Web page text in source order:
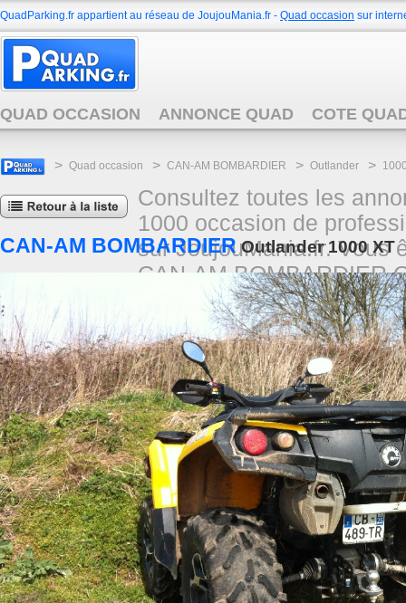
QuadParking.fr appartient au réseau de JoujouMania.fr - Quad occasion sur
QUAD OCCASION ANNONCE QUAD COTE
> Quad occasion > CAN-AM BOMBARDIER > Outlander >
Consultez toutes les
1000 occasion de
sur JoujouMania.fr. Vous
CAN-AM BOMBARDIER
réseau JoujouMania.fr.
CAN-AM BOMBARDIER Outlander 1000 XT